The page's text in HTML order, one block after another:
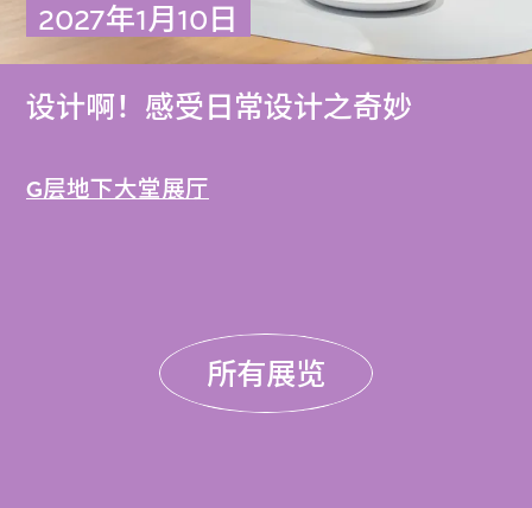
2027年1月10日
设计啊！感受日常设计之奇妙
G层地下大堂展厅
所有展览